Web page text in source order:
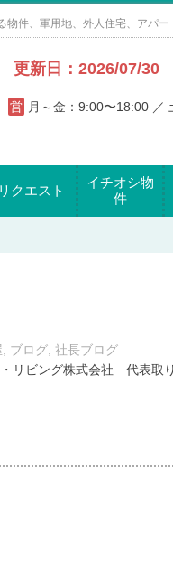
件、軍用地、外人住宅、アパ
更新日：2026/07/30
営 月～金：9:00〜18:00 ／
クエスト
イチオシ物
件
ブログ, 社長ブログ
リビング株式会社 代表取